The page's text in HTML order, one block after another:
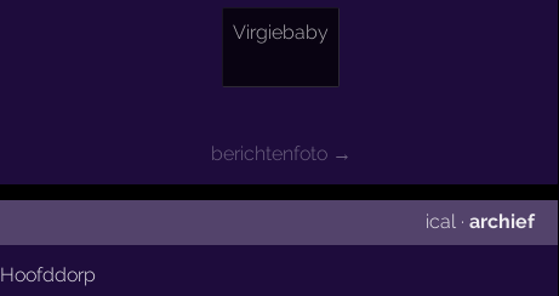
Virgiebaby
berichtenfoto →
ical· archief
Hoofddorp